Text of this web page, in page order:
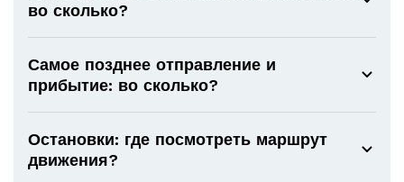
во сколько?
Самое позднее отправление и
прибытие: во сколько?
Остановки: где посмотреть маршрут
движения?